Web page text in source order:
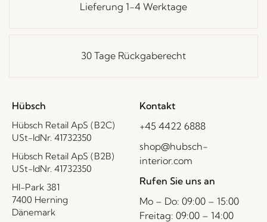
Lieferung 1-4 Werktage
30 Tage Rückgaberecht
Hübsch
Hübsch Retail ApS (B2C)
USt-IdNr. 41732350
Hübsch Retail ApS (B2B)
USt-IdNr. 41732350
HI-Park 381
7400 Herning
Dänemark
Kontakt
+45 4422 6888
shop@hubsch-
interior.com
Rufen Sie uns an
Mo – Do: 09:00 – 15:00
Freitag: 09:00 – 14:00